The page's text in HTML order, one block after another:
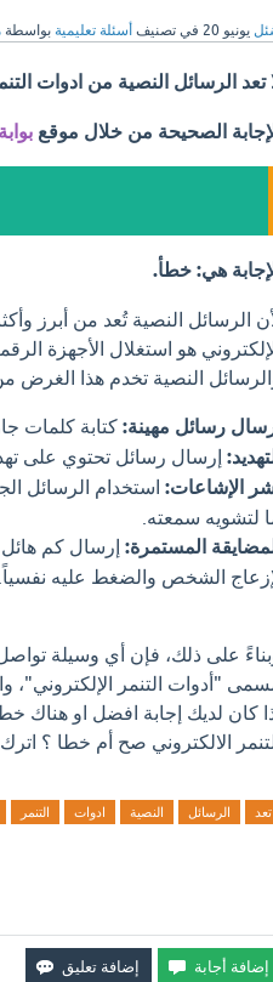
يونيو 20 في تصنيف أسئلة تعليمية بواسطة
تعد الرسائل النصية من ادوات
الصحيحة من خلال موقع
هي: خطأ.
الرسائل النصية تُعد من أبرز
هو استغلال الأجهزة
النصية تخدم هذا الغرض
رسائل مهينة: كتابة كلمات
إرسال رسائل تحتوي على
الإشاعات: استخدام الرسائل
لتشويه سمعته.
المستمرة: إرسال كم
الشخص والضغط عليه نفسياً.
على ذلك، فإن أي وسيلة
"أدوات التنمر الإلكتروني"،
كان لديك إجابة افضل او هناك
الالكتروني صح أم خطا ؟ اترك
تعد الرسائل النصية ادوات التنمر